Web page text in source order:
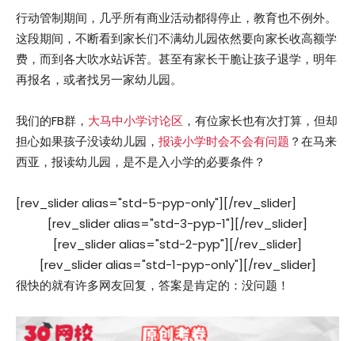
行动管制期间，几乎所有商业活动都得停止，教育也不例外。
这段期间，不断看到家长们不满幼儿园依然要向家长收高额学
费，而到各大吹水站诉苦。甚至有家长干脆让孩子退学，明年
再报名，或者找另一家幼儿园。
我们的FB群， 大马中小学讨论区 ，有位家长也有次打算，但却
担心如果孩子没读幼儿园， 报读小学时会不会有问题 ？在马来
西亚，报读幼儿园，是不是入小学的必要条件？
[rev_slider alias="std-5-pyp-only"][/rev_slider]
[rev_slider alias="std-3-pyp-1"][/rev_slider]
[rev_slider alias="std-2-pyp"][/rev_slider]
[rev_slider alias="std-1-pyp-only"][/rev_slider]
很快的就有许多网友回复，答案是肯定的：没问题！